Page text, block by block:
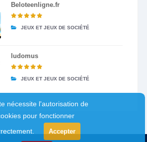
Beloteenligne.fr
JEUX ET JEUX DE SOCIÉTÉ
ludomus
JEUX ET JEUX DE SOCIÉTÉ
nécessite l'autorisation de
pour fonctionner
Accepter